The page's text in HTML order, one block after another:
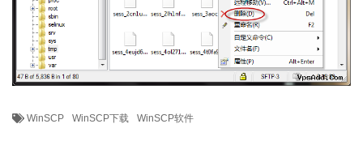
WinSCP WinSCP下载 WinSCP软件